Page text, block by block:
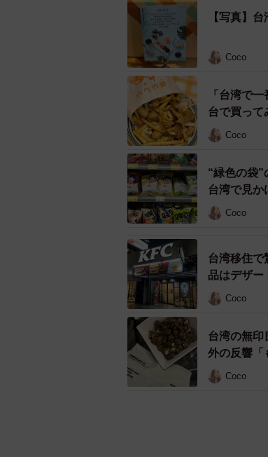
【写真】
Coco
「台湾で
台で買って
Coco
“緑色の袋
台湾で見か
Coco
台湾移住で
品はデザー
Coco
台湾の無
外の反響「
Coco